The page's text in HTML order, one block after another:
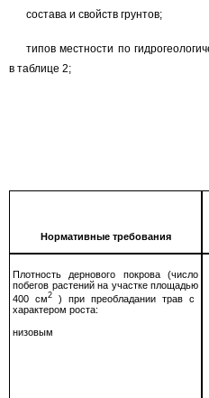
состава и свойств грунтов;
типов местности по
в таблице 2;
Нормативные требования
Плотность дернового покрова (число
побегов растений на участке площадью
400 см2 ) при преобладании трав с
характером роста:
низовым